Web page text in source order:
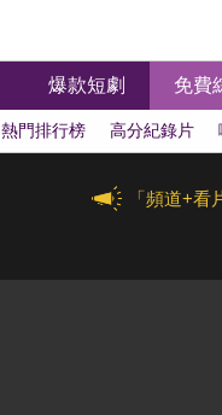
爆款短劇 免費
熱門排行榜 高分紀錄片
「頻道+看